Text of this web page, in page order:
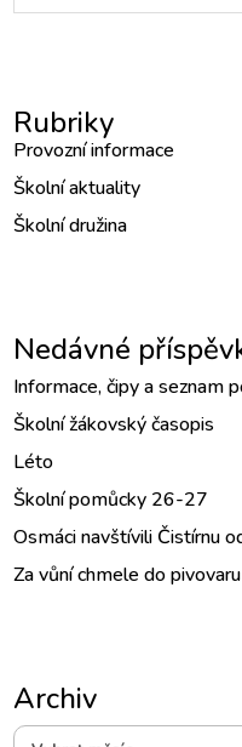
Rubriky
Provozní informace
Školní aktuality
Školní družina
Nedávné
Informace, čipy a seznam
Školní žákovský časopis
Léto
Školní pomůcky 26-27
Osmáci navštívili Čistírnu
Za vůní chmele do
ArchivArchiv